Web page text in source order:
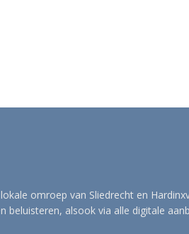
omroep van Sliedrecht en
beluisteren, alsook via alle digitale